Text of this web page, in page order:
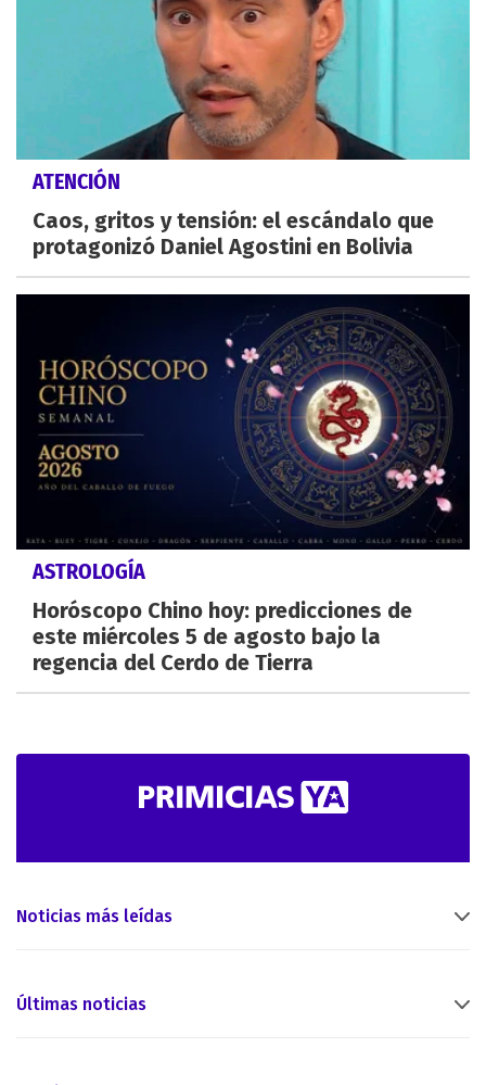
ATENCIÓN
Caos, gritos y tensión: el escándalo que
protagonizó Daniel Agostini en Bolivia
ASTROLOGÍA
Horóscopo Chino hoy: predicciones de
este miércoles 5 de agosto bajo la
regencia del Cerdo de Tierra
Noticias más leídas
Últimas noticias